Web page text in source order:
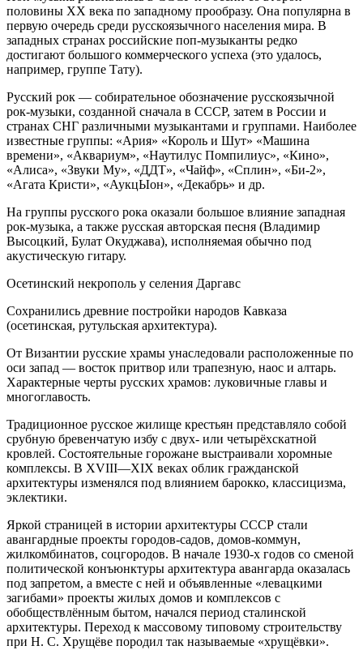
половины XX века по западному прообразу. Она популярна в
первую очередь среди русскоязычного населения мира. В
западных странах российские поп-музыканты редко
достигают большого коммерческого успеха (это удалось,
например, группе Тату).
Русский рок — собирательное обозначение русскоязычной
рок-музыки, созданной сначала в СССР, затем в России и
странах СНГ различными музыкантами и группами. Наиболее
известные группы: «Ария» «Король и Шут» «Машина
времени», «Аквариум», «Наутилус Помпилиус», «Кино»,
«Алиса», «Звуки Му», «ДДТ», «Чайф», «Сплин», «Би-2»,
«Агата Кристи», «АукцЫон», «Декабрь» и др.
На группы русского рока оказали большое влияние западная
рок-музыка, а также русская авторская песня (Владимир
Высоцкий, Булат Окуджава), исполняемая обычно под
акустическую гитару.
Осетинский некрополь у селения Даргавс
Сохранились древние постройки народов Кавказа
(осетинская, рутульская архитектура).
От Византии русские храмы унаследовали расположенные по
оси запад — восток притвор или трапезную, наос и алтарь.
Характерные черты русских храмов: луковичные главы и
многоглавость.
Традиционное русское жилище крестьян представляло собой
срубную бревенчатую избу с двух- или четырёхскатной
кровлей. Состоятельные горожане выстраивали хоромные
комплексы. В XVIII—XIX веках облик гражданской
архитектуры изменялся под влиянием барокко, классицизма,
эклектики.
Яркой страницей в истории архитектуры СССР стали
авангардные проекты городов-садов, домов-коммун,
жилкомбинатов, соцгородов. В начале 1930-х годов со сменой
политической конъюнктуры архитектура авангарда оказалась
под запретом, а вместе с ней и объявленные «левацкими
загибами» проекты жилых домов и комплексов с
обобществлённым бытом, начался период сталинской
архитектуры. Переход к массовому типовому строительству
при Н. С. Хрущёве породил так называемые «хрущёвки».